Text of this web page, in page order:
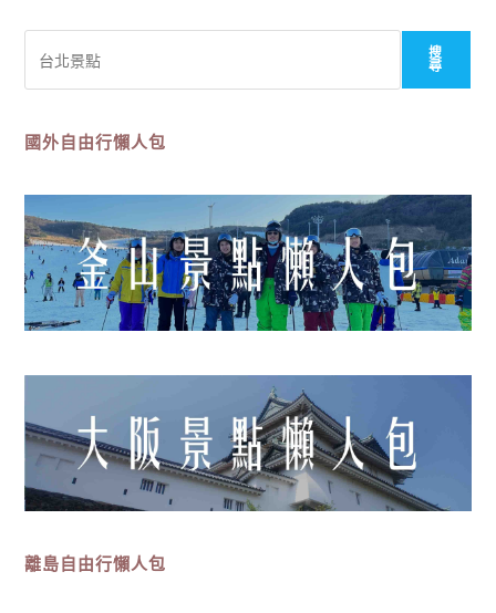
尋
搜
尋
國外自由行懶人包
離島自由行懶人包